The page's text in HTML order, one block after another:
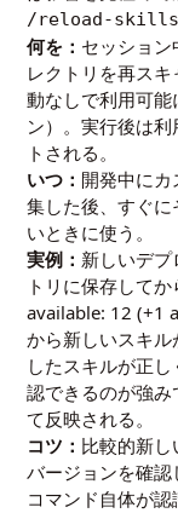
/reload-skills
何を： セッション
レクトリを再ス
動なしで利用可
ン）。実行後は
トされる。
いつ： 開発中に
集した後、すぐ
いときに使う。
実例： 新しいデ
トリに保存して
available: 12 (+1
から新しいスキ
したスキルが正
認できるのが強
て反映される。
コツ： 比較的新
バージョンを確
コマンド自体が認